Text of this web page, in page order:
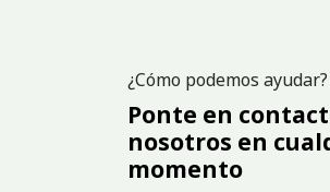
¿Cómo podemos ayudar?
Ponte en
nosotros en
momento